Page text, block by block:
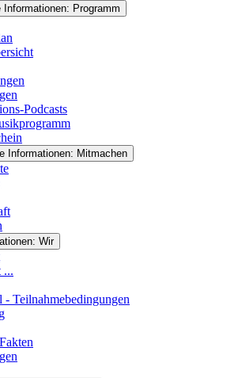
Informationen: Programm
Podcasts
Informationen: Mitmachen
Wir
...
- Teilnahmebedingungen